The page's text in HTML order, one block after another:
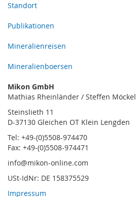
Standort
Publikationen
Mineralienreisen
Mineralienboersen
Mikon GmbH
Mathias Rheinländer / Steffen Möckel
Steinslieth 11
D-37130 Gleichen OT Klein Lengden
Tel: +49-(0)5508-974470
Fax: +49-(0)5508-974471
info@mikon-online.com
USt-IdNr: DE 158375529
Impressum